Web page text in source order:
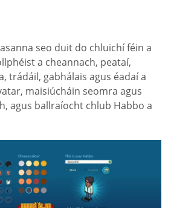
seo duit do chluichí féin a
a cheannach, peataí,
trádáil, gabhálais agus éadaí a
maisiúcháin seomra agus
agus ballraíocht chlub Habbo a